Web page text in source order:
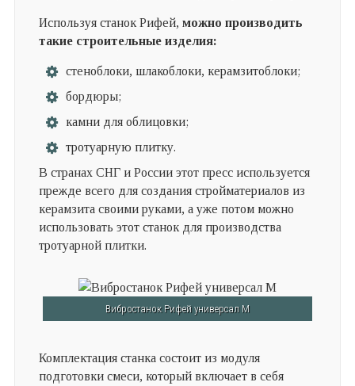
Используя станок Рифей, можно производить
такие строительные изделия:
стеноблоки, шлакоблоки, керамзитоблоки;
бордюры;
камни для облицовки;
тротуарную плитку.
В странах СНГ и России этот пресс используется
прежде всего для создания стройматериалов из
керамзита своими руками, а уже потом можно
использовать этот станок для производства
тротуарной плитки.
Вибростанок Рифей универсал М
Комплектация станка состоит из модуля
подготовки смеси, который включает в себя